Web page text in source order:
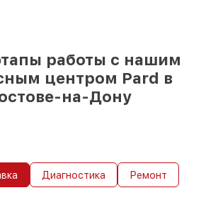
работы с нашим
центром Pard в
на-Дону
Диагностика Ремонт